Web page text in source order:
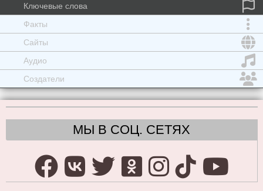
Ключевые слова
Факты
Сайты
Аудио
Создатели
МЫ В СОЦ. СЕТЯХ